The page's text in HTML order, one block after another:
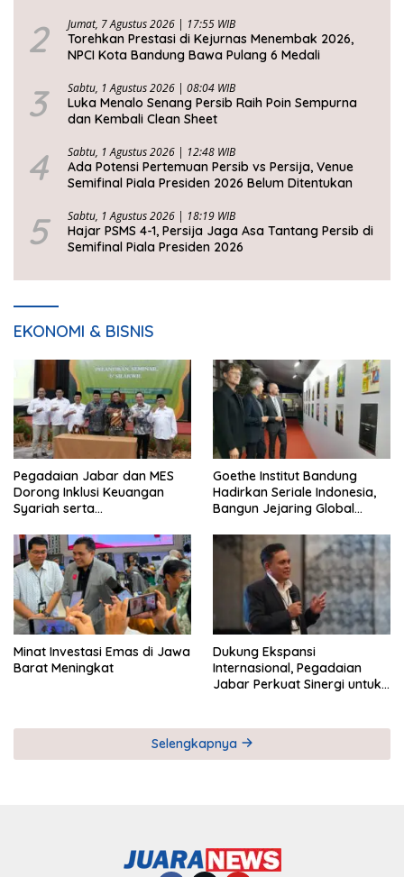
2 Jumat, 7 Agustus 2026 | 17:55 WIB
Torehkan Prestasi di Kejurnas Menembak 2026,
NPCI Kota Bandung Bawa Pulang 6 Medali
3 Sabtu, 1 Agustus 2026 | 08:04 WIB
Luka Menalo Senang Persib Raih Poin Sempurna
dan Kembali Clean Sheet
4 Sabtu, 1 Agustus 2026 | 12:48 WIB
Ada Potensi Pertemuan Persib vs Persija, Venue
Semifinal Piala Presiden 2026 Belum Ditentukan
5 Sabtu, 1 Agustus 2026 | 18:19 WIB
Hajar PSMS 4-1, Persija Jaga Asa Tantang Persib di
Semifinal Piala Presiden 2026
EKONOMI & BISNIS
Pegadaian Jabar dan MES
Dorong Inklusi Keuangan
Syariah serta
Goethe Institut Bandung
Hadirkan Seriale Indonesia,
Bangun Jejaring Global
Minat Investasi Emas di Jawa
Barat Meningkat
Dukung Ekspansi
Internasional, Pegadaian
Jabar Perkuat Sinergi untuk
Selengkapnya